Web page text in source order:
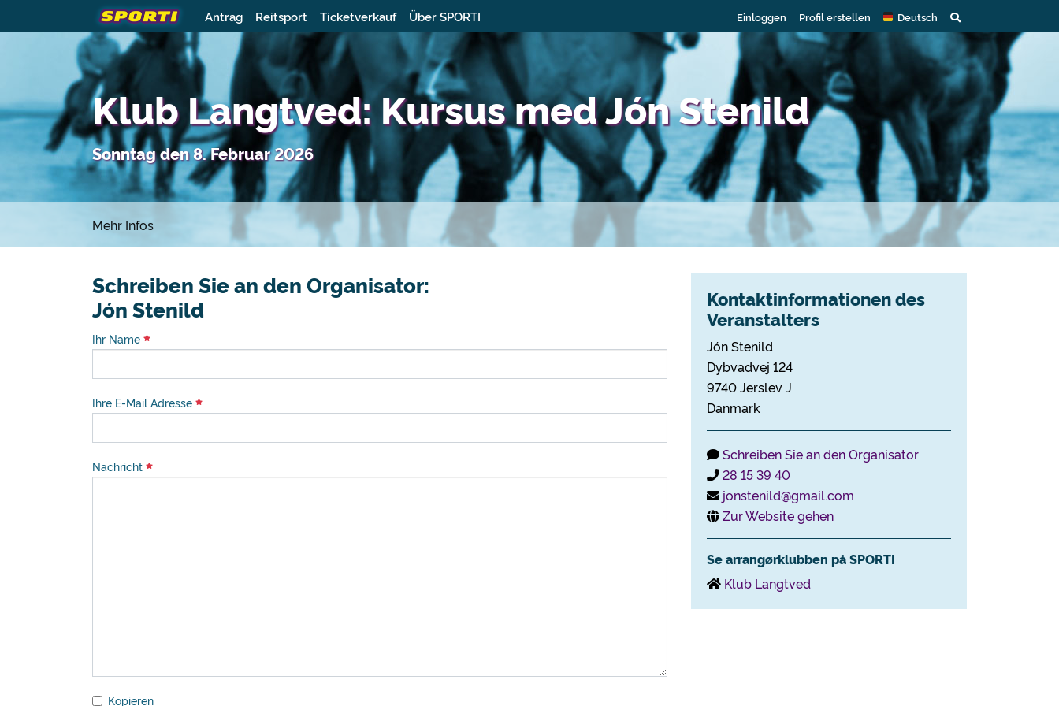
Antrag Reitsport Ticketverkauf Über SPORTI Einloggen Profil erstellen Deutsch
Klub Langtved: Kursus med Jón Stenild
Sonntag den 8. Februar 2026
Mehr Infos
Schreiben Sie an den Organisator:
Jón Stenild
Ihr Name
Ihre E-Mail Adresse
Nachricht
Kopieren
Kontaktinformationen des
Veranstalters
Jón Stenild
Dybvadvej 124
9740 Jerslev J
Danmark
Schreiben Sie an den Organisator
28 15 39 40
jonstenild@gmail.com
Zur Website gehen
Se arrangørklubben på SPORTI
Klub Langtved